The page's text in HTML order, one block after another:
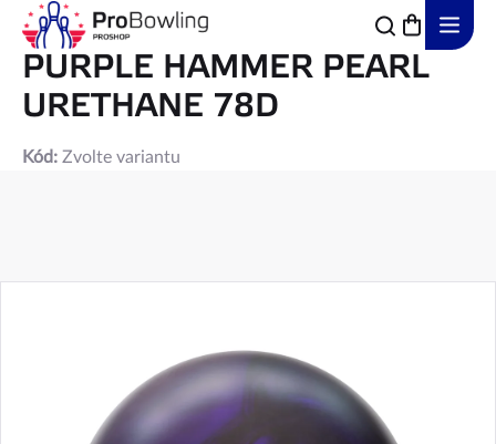
Přejít
obsah
PURPLE HAMMER PEARL
URETHANE 78D
Kód: Zvolte variantu